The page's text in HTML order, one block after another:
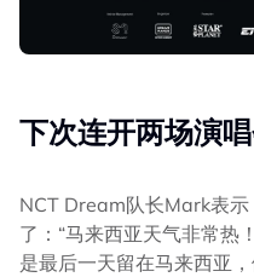
下次连开两场演
NCT Dream队长Mark表
了：“马来西亚天气非常热
是最后一天留在马来西亚